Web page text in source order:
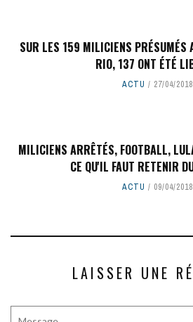
SUR LES 159 MILICIENS PRÉSUMÉS
RIO, 137 ONT ÉTÉ
ACTU 27/04/2018
MILICIENS ARRÊTÉS, FOOTBALL,
CE QU'IL FAUT RETENIR
ACTU 09/04/2018
LAISSER UNE